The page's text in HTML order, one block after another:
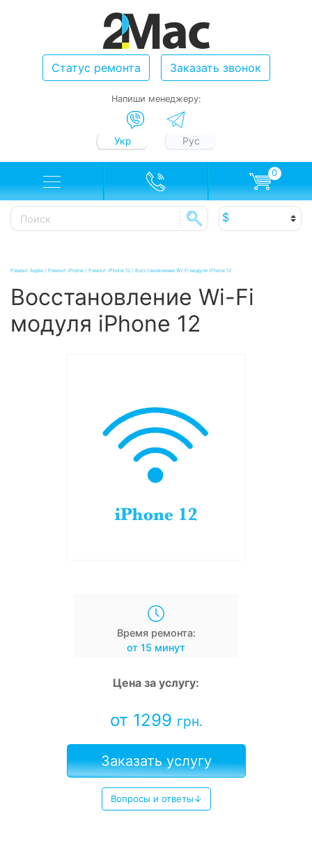
Статус ремонта Заказать звонок
Напиши менеджеру:
Укр Рус
0
Ремонт Apple / Ремонт iPhone / Ремонт iPhone 12 / Восстановление Wi-Fi модуля iPhone 12
Восстановление Wi-Fi
модуля iPhone 12
Время ремонта:
от 15 минут
Цена за услугу:
от 1299 грн.
Заказать услугу
Вопросы и ответы↓